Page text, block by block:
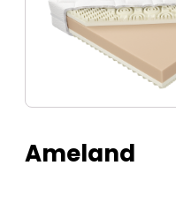
Ameland